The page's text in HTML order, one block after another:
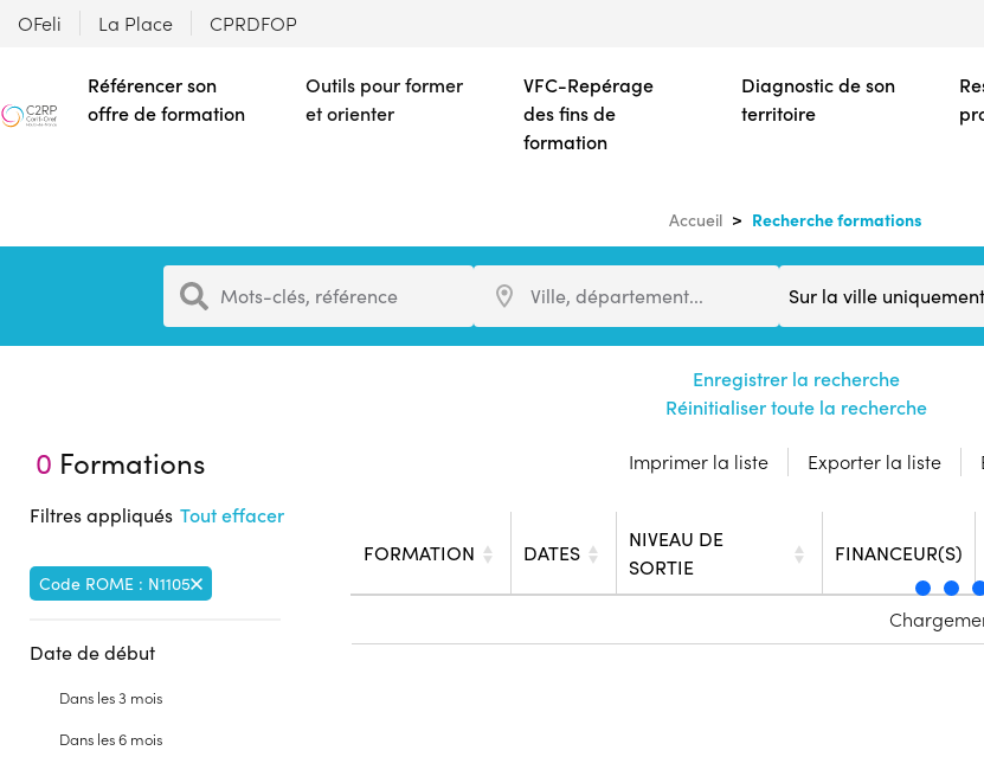
contenu
principal
OFeli La Place CPRDFOP
Référencer son
offre de formation
Outils pour former
et orienter
VFC-Repérage
des fins de
formation
Diagnostic de son
territoire
Accueil Recherche formations
Formation
Mots-clés, référence
Ville
Ville, département...
Enregistrer la recherche
Réinitialiser toute la recherche
0 Formations Imprimer la liste Exporter la liste
Filtres appliqués Tout effacer
Code ROME : N1105
Date de début
Dans les 3 mois
Dans les 6 mois
FORMATION DATES
NIVEAU DE
SORTIE
FINANCEUR(S)